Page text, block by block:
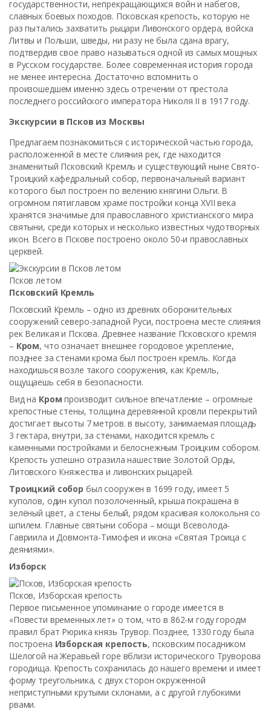
государственности, непрекращающихся войн и набегов,
славных боевых походов. Псковская крепость, которую не
раз пытались захватить рыцари Ливонского ордера, войска
Литвы и Польши, шведы, ни разу не была сдана врагу,
подтвердив свое право называться одной из самых мощных
в Русском государстве. Более современная история города
не менее интересна. Достаточно вспомнить о
произошедшем именно здесь отречении от престола
последнего российского императора Николя II в 1917 году.
Экскурсии в Псков из Москвы
Предлагаем познакомиться с исторической частью города,
расположенной в месте слияния рек, где находится
знаменитый Псковский Кремль и существующий ныне Свято-
Троицкий кафедральный собор, первоначальный вариант
которого был построен по велению княгини Ольги. В
огромном пятиглавом храме постройки конца XVII века
хранятся значимые для православного христианского мира
святыни, среди которых и несколько известных чудотворных
икон. Всего в Пскове построено около 50-и православных
церквей.
Псков летом
Псковский Кремль
Псковский Кремль – одно из древних оборонительных
сооружений северо-западной Руси, построена месте слияния
рек Великая и Пскова. Древнее название Псковского кремля
– Кром, что означает внешнее городовое укрепление,
позднее за стенами крома был построен кремль. Когда
находишься возле такого сооружения, как Кремль,
ощущаешь себя в безопасности.
Вид на Кром производит сильное впечатление – огромные
крепостные стены, толщина деревянной кровли перекрытий
достигает высоты 7 метров. в высоту, занимаемая площадь
3 гектара, внутри, за стенами, находится кремль с
каменными постройками и белоснежным Троицким собором.
Крепость успешно отразила нашествие Золотой Орды,
Литовского Княжества и ливонских рыцарей.
Троицкий собор был сооружен в 1699 году, имеет 5
куполов, один купол позолоченный, крыша покрашена в
зелёный цвет, а стены белый, рядом красивая колокольня со
шпилем. Главные святыни собора – мощи Всеволода-
Гавриила и Довмонта-Тимофея и икона «Святая Троица с
деяниями».
Изборск
Псков, Изборская крепость
Первое письменное упоминание о городе имеется в
«Повести временных лет» о том, что в 862-м году городм
правил брат Рюрика князь Трувор. Позднее, 1330 году была
построена Изборская крепость, псковским посадником
Шелогой на Жеравьей горе вблизи исторического Труворова
городища. Крепость сохранилась до нашего времени и имеет
форму треугольника, с двух сторон окруженной
неприступными крутыми склонами, а с другой глубокими
рвами.